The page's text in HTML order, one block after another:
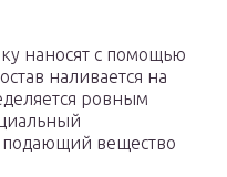
наносят с помощью
наливается на
ровным
вещество